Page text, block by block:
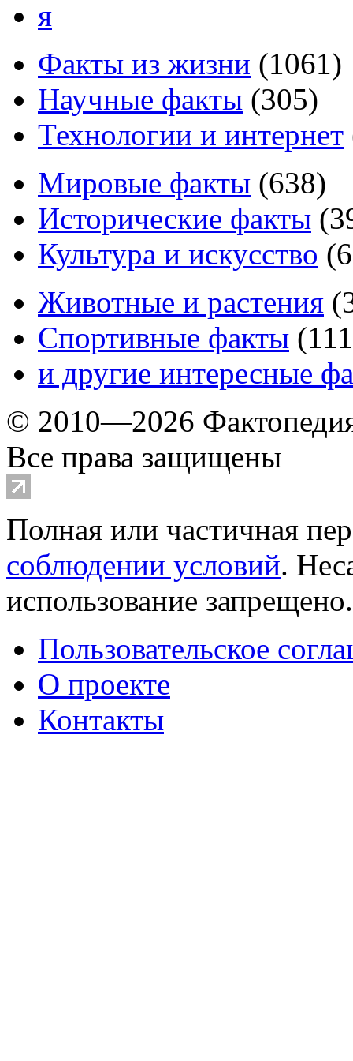
я
Факты из жизни (1061)
Научные факты (305)
Технологии и интернет
Мировые факты (638)
Исторические факты (
Культура и искусство (
Животные и растения (
Спортивные факты (111
и другие интересные
© 2010—2026
Все права защищены
Полная или частичная
соблюдении условий.
использование
Пользовательское
О проекте
Контакты